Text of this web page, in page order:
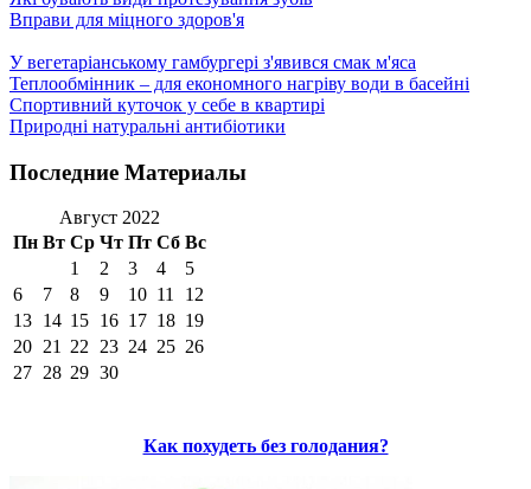
Вправи для міцного здоров'я
У вегетаріанському гамбургері з'явився смак м'яса
Теплообмінник – для економного нагріву води в басейні
Спортивний куточок у себе в квартирі
Природні натуральні антибіотики
Последние Материалы
Август 2022
Пн Вт Ср Чт Пт Сб Вс
1
2 3 4
5
6
7 8 9 10 11
12
13 14 15 16 17 18 19
20 21 22 23 24 25 26
27 28 29 30
Как похудеть без голодания?